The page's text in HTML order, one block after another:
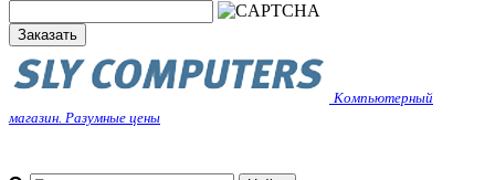
Заказать
Компьютерный
магазин. Разумные цены